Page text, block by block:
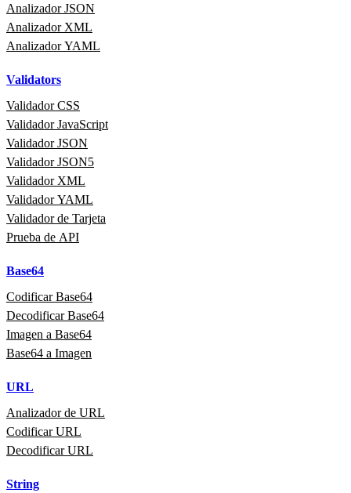
Analizador JSON
Analizador XML
Analizador YAML
Validators
Validador CSS
Validador JavaScript
Validador JSON
Validador JSON5
Validador XML
Validador YAML
Validador de Tarjeta
Prueba de API
Base64
Codificar Base64
Decodificar Base64
Imagen a Base64
Base64 a Imagen
URL
Analizador de URL
Codificar URL
Decodificar URL
String